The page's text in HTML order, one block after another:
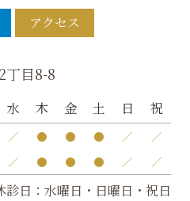
アクセス
丁目8-8
水 木 金 土 日 祝
／ ● ● ● ／ ／
／ ● ● ● ／ ／
診日：水曜日・日曜日・祝日